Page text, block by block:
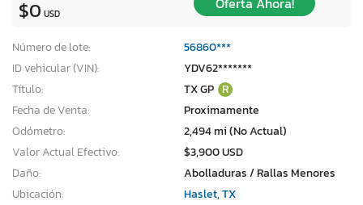
$0 USD
Número de lote:
56860***
ID vehicular (VIN):
YDV62*******
Título:
TX GP R
Fecha de Venta:
Proximamente
Odómetro:
2,494 mi (No Actual)
Valor Actual Efectivo:
$3,900 USD
Daño:
Abolladuras / Rallas Menores
Ubicación:
Haslet, TX